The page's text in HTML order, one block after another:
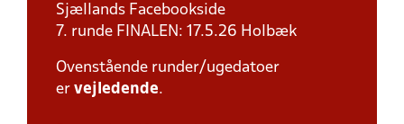
Sjællands Facebookside
7. runde FINALEN: 17.5.26 Holbæk
Ovenstående runder/ugedatoer
er vejledende.